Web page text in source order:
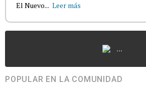
El Nuevo... Leer más
...
POPULAR EN LA COMUNIDAD